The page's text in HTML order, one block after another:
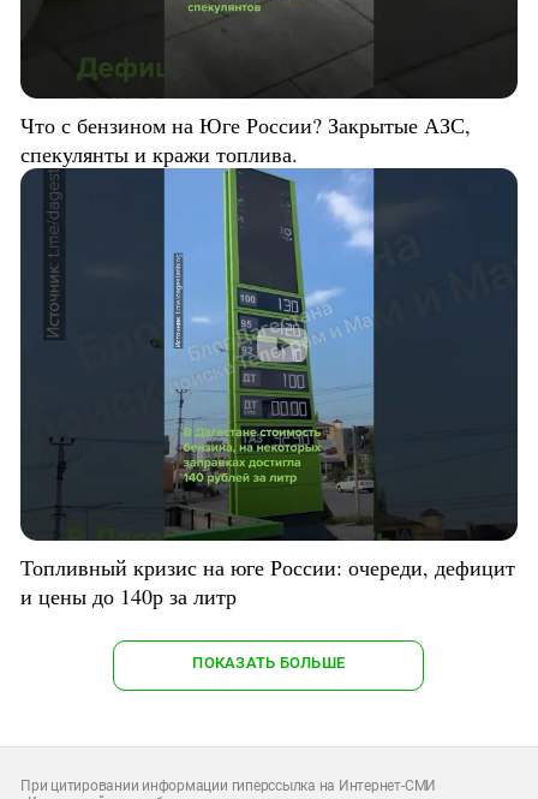
Что с бензином на Юге России? Закрытые АЗС,
спекулянты и кражи топлива.
Топливный кризис на юге России: очереди, дефицит
и цены до 140р за литр
ПОКАЗАТЬ БОЛЬШЕ
При цитировании информации гиперссылка на Интернет-СМИ